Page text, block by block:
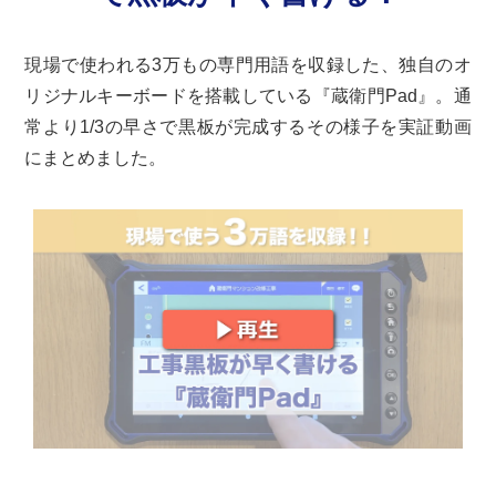
現場で使われる3万もの専門用語を収録した、独自のオ
リジナルキーボードを搭載している『蔵衛門Pad』。通
常より1/3の早さで黒板が完成するその様子を実証動画
にまとめました。